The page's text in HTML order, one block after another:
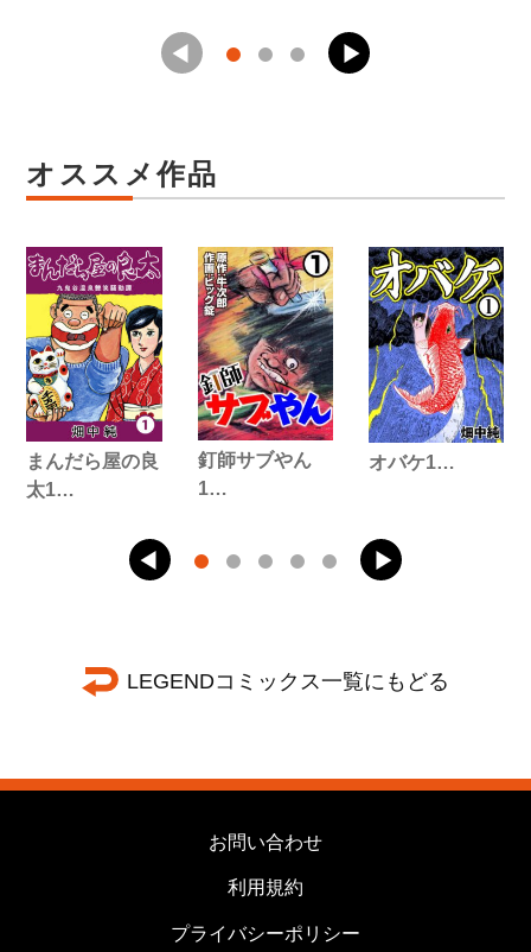
オススメ作品
まんだら屋の良
太1…
釘師サブやん
1…
オバケ1…
LEGENDコミックス一覧にもどる
お問い合わせ
利用規約
プライバシーポリシー